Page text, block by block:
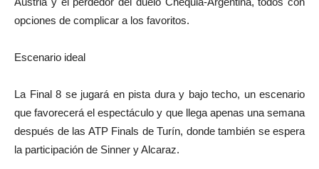
opciones de complicar a los favoritos.
Escenario ideal
La Final 8 se jugará en pista dura y bajo techo, un escenario
que favorecerá el espectáculo y que llega apenas una semana
después de las ATP Finals de Turín, donde también se espera
la participación de Sinner y Alcaraz.